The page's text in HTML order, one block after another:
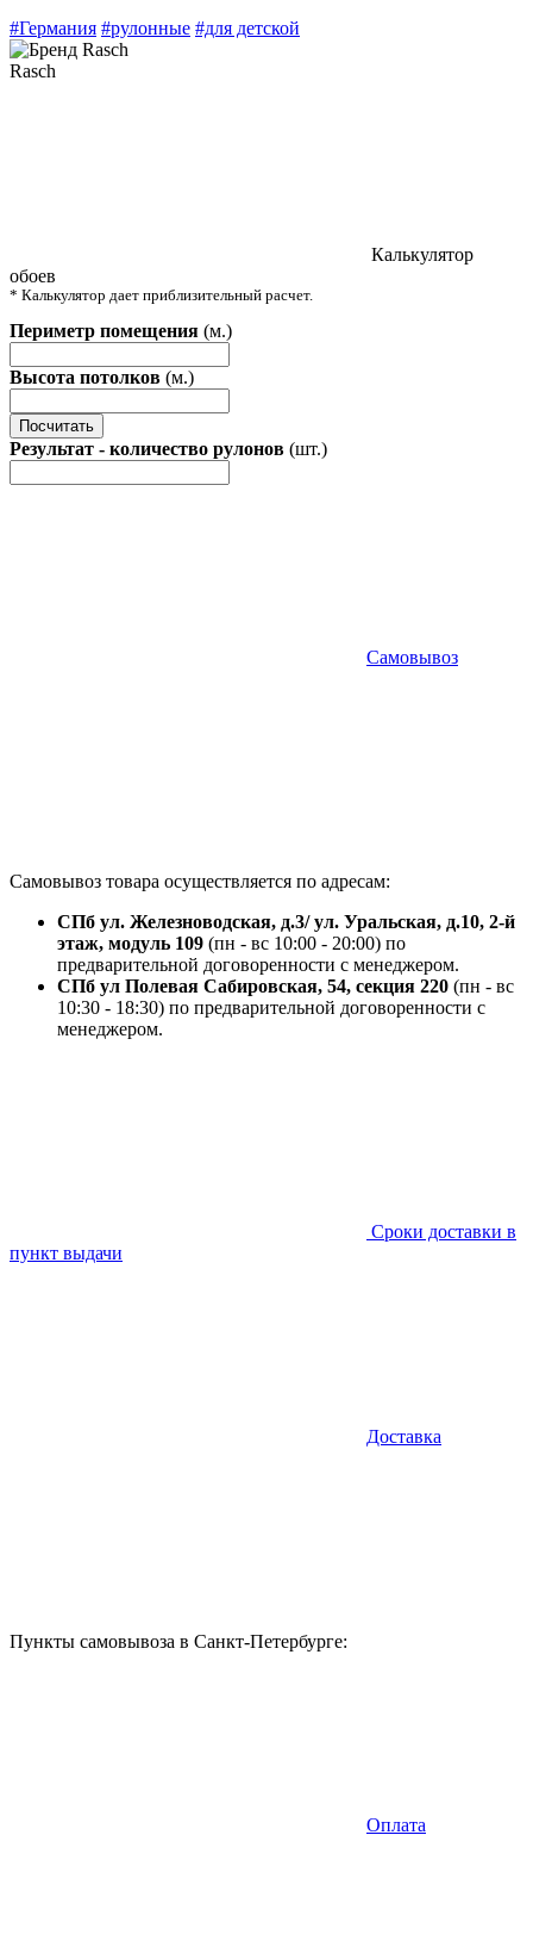
#Германия #рулонные #для детской
Rasch
Калькулятор
обоев
* Калькулятор дает приблизительный расчет.
Периметр помещения (м.)
Высота потолков (м.)
Посчитать
Результат - количество рулонов (шт.)
Самовывоз
Самовывоз товара осуществляется по адресам:
СПб ул. Железноводская, д.3/ ул. Уральская, д.10, 2-й
этаж, модуль 109 (пн - вс 10:00 - 20:00) по
предварительной договоренности с менеджером.
СПб ул Полевая Сабировская, 54, секция 220 (пн - вс
10:30 - 18:30) по предварительной договоренности с
менеджером.
Сроки доставки в
пункт выдачи
Доставка
Пункты самовывоза в Санкт-Петербурге:
Оплата